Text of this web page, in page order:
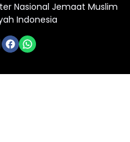
Nasional Jemaat Muslim
Indonesia